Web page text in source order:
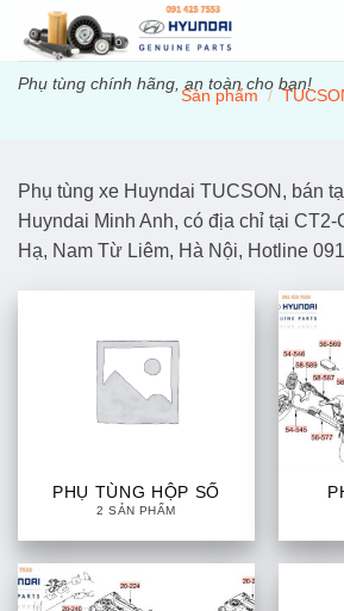
qua
nội
Phụ tùng chính hãng, an toàn cho bạn!
Sản phẩm /
Phụ tùng xe Huyndai TUCSON, bán
Huyndai Minh Anh, có địa chỉ tại CT2-
Hạ, Nam Từ Liêm, Hà Nội, Hotline
PHỤ TÙNG HỘP SỐ
2 SẢN PHẨM